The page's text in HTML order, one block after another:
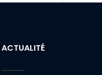
ACTUALITÉ